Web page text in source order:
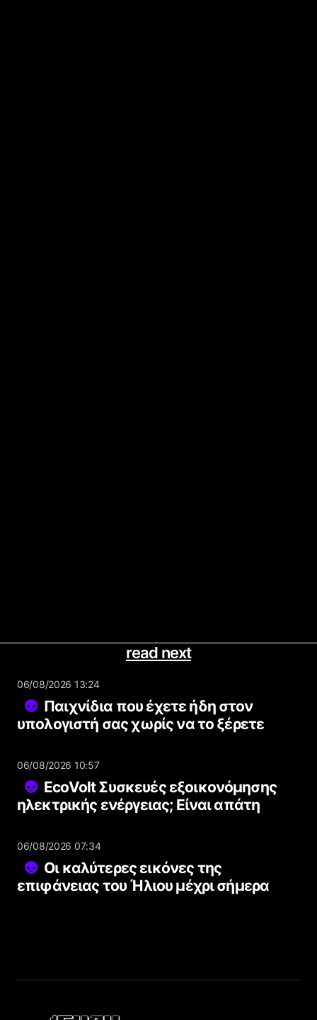
read next
06/08/2026 13:24
Παιχνίδια που έχετε ήδη στον
υπολογιστή σας χωρίς να το ξέρετε
06/08/2026 10:57
EcoVolt Συσκευές εξοικονόμησης
ηλεκτρικής ενέργειας; Είναι απάτη
06/08/2026 07:34
Οι καλύτερες εικόνες της
επιφάνειας του Ήλιου μέχρι σήμερα